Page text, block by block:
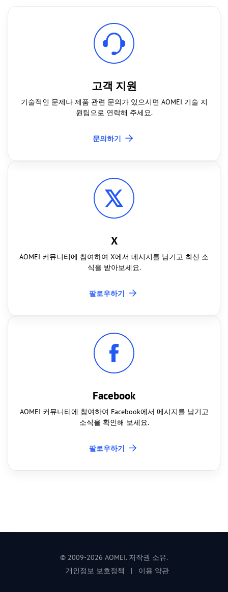
고객 지원
기술적인 문제나 제품 관련 문의가 있으시면 AOMEI 기술 지
원팀으로 연락해 주세요.
문의하기
X
AOMEI 커뮤니티에 참여하여 X에서 메시지를 남기고 최신 소
식을 받아보세요.
팔로우하기
Facebook
AOMEI 커뮤니티에 참여하여 Facebook에서 메시지를 남기고
소식을 확인해 보세요.
팔로우하기
© 2009-2026 AOMEI. 저작권 소유.
개인정보 보호정책
| 이용 약관